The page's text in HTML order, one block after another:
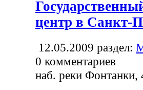
центр в Санкт-
12.05.2009 раздел:
0 комментариев
наб. реки Фонтанки,